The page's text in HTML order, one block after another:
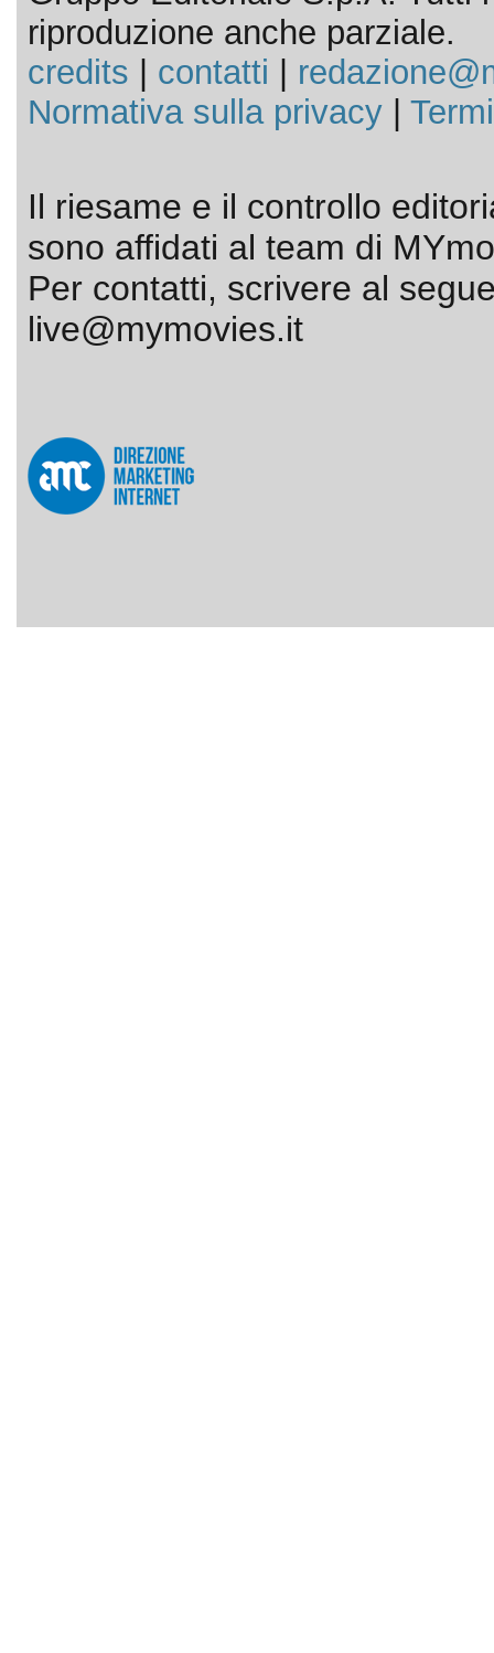
riproduzione anche parziale.
credits
contatti
Normativa sulla privacy|
Il riesame e il controllo
sono affidati al team di
Per contatti, scrivere al
live@mymovies.it